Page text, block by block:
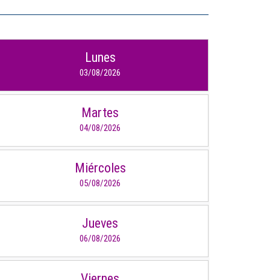
Lunes
03/08/2026
Martes
04/08/2026
Miércoles
05/08/2026
Jueves
06/08/2026
Consultorio Juridico
CARTERA
Estudiantes
Docentes
Campus virtual
Pagos